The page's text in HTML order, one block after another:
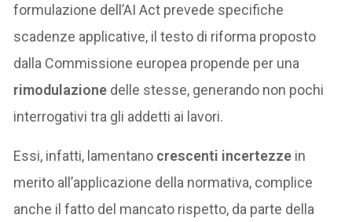
formulazione dell’AI Act prevede specifiche
scadenze applicative, il testo di riforma proposto
dalla Commissione europea propende per una
rimodulazione delle stesse, generando non pochi
interrogativi tra gli addetti ai lavori.
Essi, infatti, lamentano crescenti incertezze in
merito all’applicazione della normativa, complice
anche il fatto del mancato rispetto, da parte della